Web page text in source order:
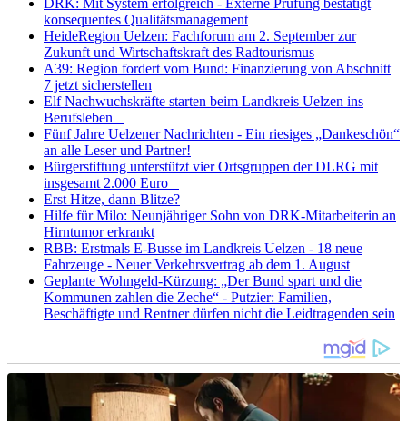
konsequentes Qualitätsmanagement
HeideRegion Uelzen: Fachforum am 2. September zur
Zukunft und Wirtschaftskraft des Radtourismus
A39: Region fordert vom Bund: Finanzierung von Abschnitt
7 jetzt sicherstellen
Elf Nachwuchskräfte starten beim Landkreis Uelzen ins
Berufsleben
Fünf Jahre Uelzener Nachrichten - Ein riesiges „Dankeschön“
an alle Leser und Partner!
Bürgerstiftung unterstützt vier Ortsgruppen der DLRG mit
insgesamt 2.000 Euro
Erst Hitze, dann Blitze?
Hilfe für Milo: Neunjähriger Sohn von DRK-Mitarbeiterin an
Hirntumor erkrankt
RBB: Erstmals E-Busse im Landkreis Uelzen - 18 neue
Fahrzeuge - Neuer Verkehrsvertrag ab dem 1. August
Geplante Wohngeld-Kürzung: „Der Bund spart und die
Kommunen zahlen die Zeche“ - Putzier: Familien,
Beschäftigte und Rentner dürfen nicht die Leidtragenden sein